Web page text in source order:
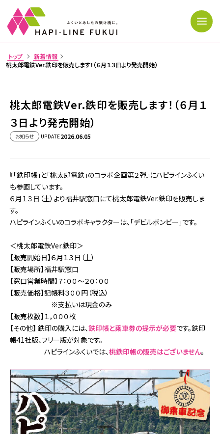
運行状況
時刻表・運賃
路線・駅情報
きっぷ・利用案内
忘れ物
お困りの時は
会社情報
採用情報
リンク集サイトポリシー
ファンクラブ
トップ
新着情報
桃太郎電鉄Ver.鉄印を販売します！（６月１３日より発売開始）
桃太郎電鉄Ver.鉄印を販売します！（６月１
３日より発売開始）
お知らせ UPDATE2026.06.05
『「鉄印帳」と「桃太郎電鉄」のコラボ企画第２弾』にハピラインふくい
も参画しています。
６月１３日（土）より福井駅窓口にて桃太郎電鉄Ver.鉄印を販売しま
す。
ハピラインふくいのコラボキャラクターは、「デビルボンビー」です。
＜桃太郎電鉄Ver.鉄印＞
【販売開始日】６月１３日（土）
【販売場所】福井駅窓口
【窓口営業時間】７：００～２０：００
【販売価格】記帳料３００円（税込）
※支払いは現金のみ
【販売枚数】１，０００枚
【その他】 鉄印の購入には、鉄印帳と乗車券の提示が必要です。鉄印
帳41社版、フリー版が対象です。
ハピラインふくいでは、桃鉄印帳の販売はございません。